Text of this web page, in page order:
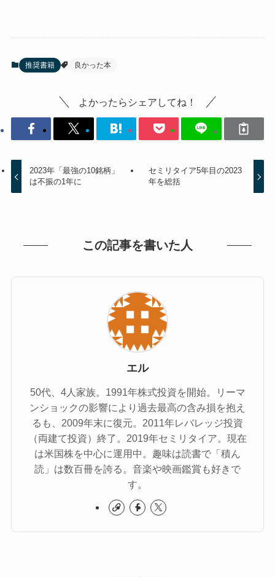
推奨書籍 良かった本
よかったらシェアしてね！
2023年「最強の10銘柄」
は不振の1年に
セミリタイア5年目の2023
年を総括
この記事を書いた人
エル
50代、4人家族。1991年株式投資を開始。リーマ
ンショックの影響により過去最高の含み損を抱え
るも、2009年末に復元。2011年レバレッジ投資
（両建て投資）終了。2019年セミリタイア。現在
は米国株を中心に運用中。趣味は読書で「積ん
読」は数百冊を誇る。音楽や映画鑑賞も好きで
す。